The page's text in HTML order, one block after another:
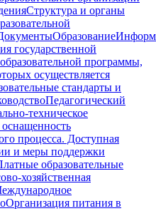
Структура и органы
Образование
государственной
программы,
осуществляется
стандарты и
Педагогический
техническое
процесса. Доступная
и меры поддержки
образовательные
хозяйственная
Организация питания в